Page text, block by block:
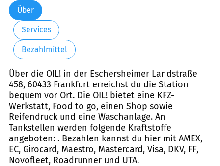
Über
Services
Bezahlmittel
Über die OIL! in der Eschersheimer Landstraße
458, 60433 Frankfurt erreichst du die Station
bequem vor Ort. Die OIL! bietet eine KFZ-
Werkstatt, Food to go, einen Shop sowie
Reifendruck und eine Waschanlage. An
Tankstellen werden folgende Kraftstoffe
angeboten: . Bezahlen kannst du hier mit AMEX,
EC, Girocard, Maestro, Mastercard, Visa, DKV, FF,
Novofleet, Roadrunner und UTA.